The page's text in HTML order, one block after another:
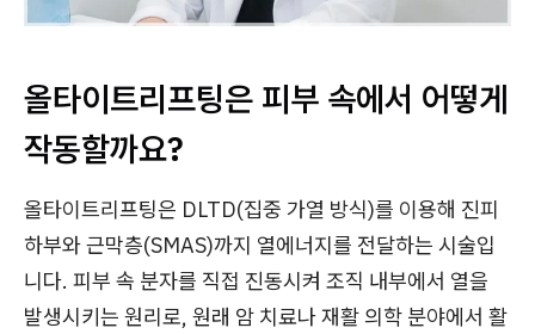
올타이트리프팅은 피부 속에서 어떻게
작동할까요?
올타이트리프팅은 DLTD(집중 가열 방식)를 이용해 진피
하부와 근막층(SMAS)까지 열에너지를 전달하는 시술입
니다. 피부 속 분자를 직접 진동시켜 조직 내부에서 열을
발생시키는 원리로, 원래 암 치료나 재활 의학 분야에서 활